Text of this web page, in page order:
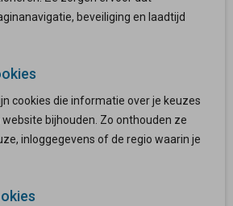
beveiliging en laadtijd
cookies die informatie over je keuzes
bijhouden. Zo onthouden ze
inloggegevens of de regio waarin je